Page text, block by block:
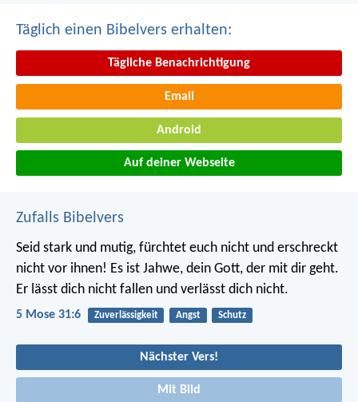
Täglich einen Bibelvers erhalten:
Tägliche Benachrichtigung
Email
Android
Auf deiner Webseite
Zufalls Bibelvers
Seid stark und mutig, fürchtet euch nicht und erschreckt
nicht vor ihnen! Es ist Jahwe, dein Gott, der mit dir geht.
Er lässt dich nicht fallen und verlässt dich nicht.
5 Mose 31:6 Zuverlässigkeit Angst Schutz
Nächster Vers!
Mit Bild